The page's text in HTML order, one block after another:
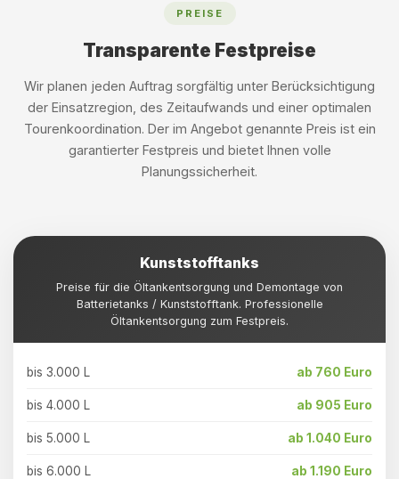
PREISE
Transparente Festpreise
Wir planen jeden Auftrag sorgfältig unter Berücksichtigung
der Einsatzregion, des Zeitaufwands und einer optimalen
Tourenkoordination. Der im Angebot genannte Preis ist ein
garantierter Festpreis und bietet Ihnen volle
Planungssicherheit.
Kunststofftanks
Preise für die Öltankentsorgung und Demontage von
Batterietanks / Kunststofftank. Professionelle
Öltankentsorgung zum Festpreis.
bis 3.000 L ab 760 Euro
bis 4.000 L ab 905 Euro
bis 5.000 L ab 1.040 Euro
bis 6.000 L ab 1.190 Euro